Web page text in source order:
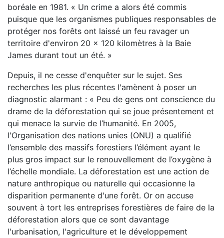
boréale en 1981. « Un crime a alors été commis
puisque que les organismes publiques responsables de
protéger nos forêts ont laissé un feu ravager un
territoire d'environ 20 x 120 kilomètres à la Baie
James durant tout un été. »
Depuis, il ne cesse d'enquêter sur le sujet. Ses
recherches les plus récentes l'amènent à poser un
diagnostic alarmant : « Peu de gens ont conscience du
drame de la déforestation qui se joue présentement et
qui menace la survie de l’humanité. En 2005,
l'Organisation des nations unies (ONU) a qualifié
l’ensemble des massifs forestiers l’élément ayant le
plus gros impact sur le renouvellement de l’oxygène à
l’échelle mondiale. La déforestation est une action de
nature anthropique ou naturelle qui occasionne la
disparition permanente d'une forêt. Or on accuse
souvent à tort les entreprises forestières de faire de la
déforestation alors que ce sont davantage
l'urbanisation, l'agriculture et le développement